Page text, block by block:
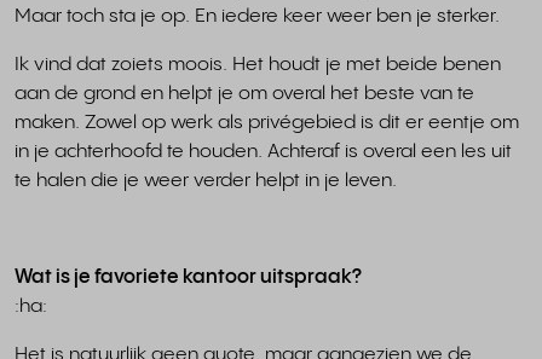
Maar toch sta je op. En iedere keer weer ben je sterker.
Ik vind dat zoiets moois. Het houdt je met beide benen
aan de grond en helpt je om overal het beste van te
maken. Zowel op werk als privégebied is dit er eentje om
in je achterhoofd te houden. Achteraf is overal een les uit
te halen die je weer verder helpt in je leven.
Wat is je favoriete kantoor uitspraak?
:ha: